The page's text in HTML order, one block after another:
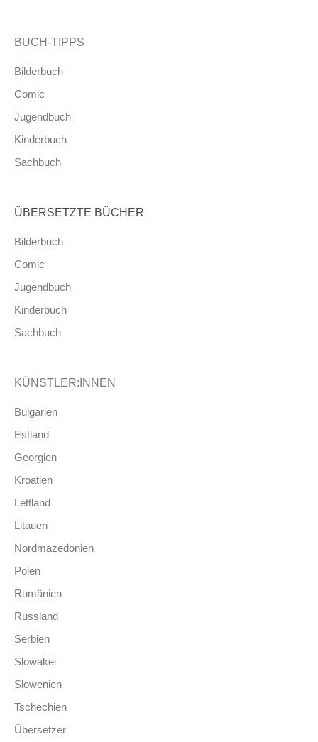
BUCH-TIPPS
Bilderbuch
Comic
Jugendbuch
Kinderbuch
Sachbuch
ÜBERSETZTE BÜCHER
Bilderbuch
Comic
Jugendbuch
Kinderbuch
Sachbuch
KÜNSTLER:INNEN
Bulgarien
Estland
Georgien
Kroatien
Lettland
Litauen
Nordmazedonien
Polen
Rumänien
Russland
Serbien
Slowakei
Slowenien
Tschechien
Übersetzer